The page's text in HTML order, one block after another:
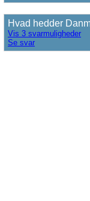
Hvad hedder
Vis 3 svarmuligheder
Se svar